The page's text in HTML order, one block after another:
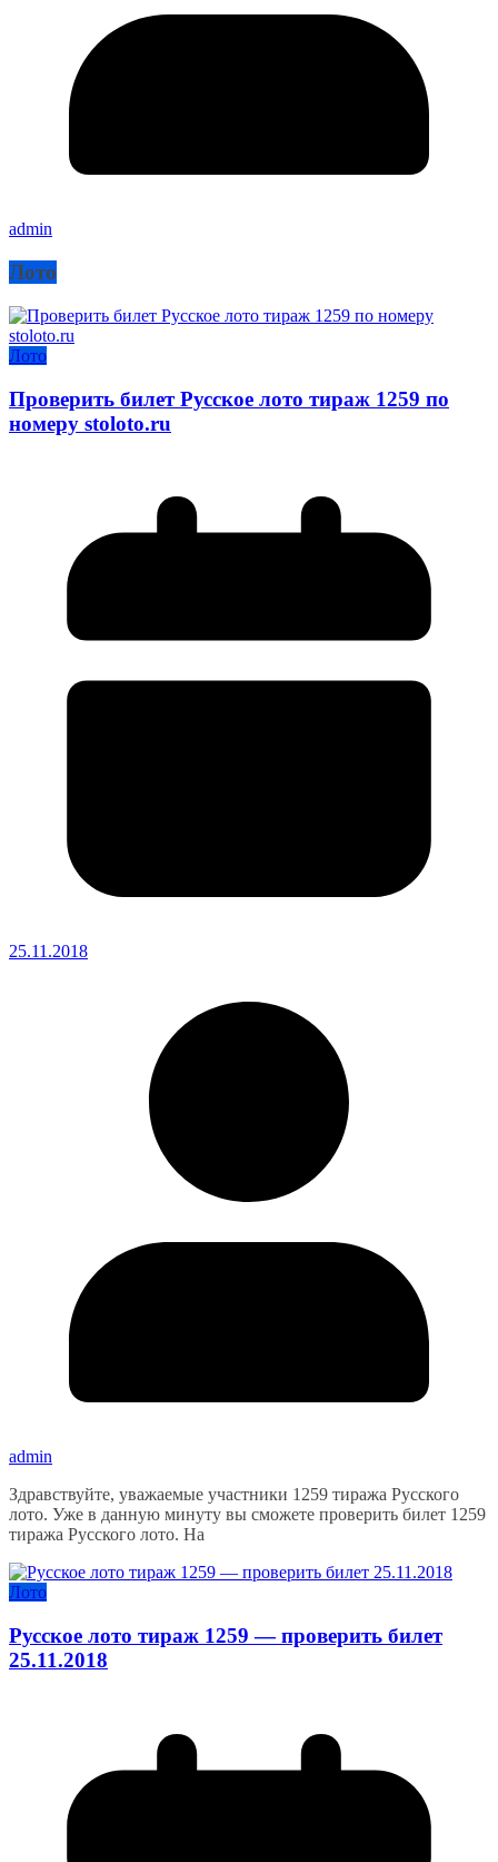
admin
Лото
Лото
Проверить билет Русское лото тираж 1259 по
номеру stoloto.ru
25.11.2018
admin
Здравствуйте, уважаемые участники 1259 тиража Русского
лото. Уже в данную минуту вы сможете проверить билет 1259
тиража Русского лото. На
Лото
Русское лото тираж 1259 — проверить билет
25.11.2018